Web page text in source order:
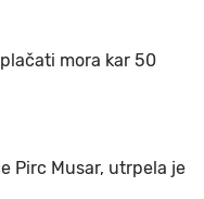
mora kar 50
Pirc Musar, utrpela je